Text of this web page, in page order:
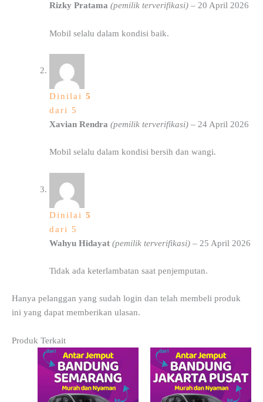
Rizky Pratama (pemilik terverifikasi) – 20 April 2026
Mobil selalu dalam kondisi baik.
Dinilai 5
dari 5
Xavian Rendra (pemilik terverifikasi) – 24 April 2026
Mobil selalu dalam kondisi bersih dan wangi.
Dinilai 5
dari 5
Wahyu Hidayat (pemilik terverifikasi) – 25 April 2026
Tidak ada keterlambatan saat penjemputan.
Hanya pelanggan yang sudah login dan telah membeli produk
ini yang dapat memberikan ulasan.
Produk Terkait